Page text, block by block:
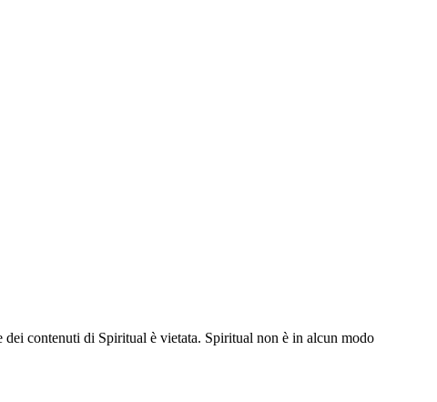
contenuti di Spiritual è vietata. Spiritual non è in alcun modo